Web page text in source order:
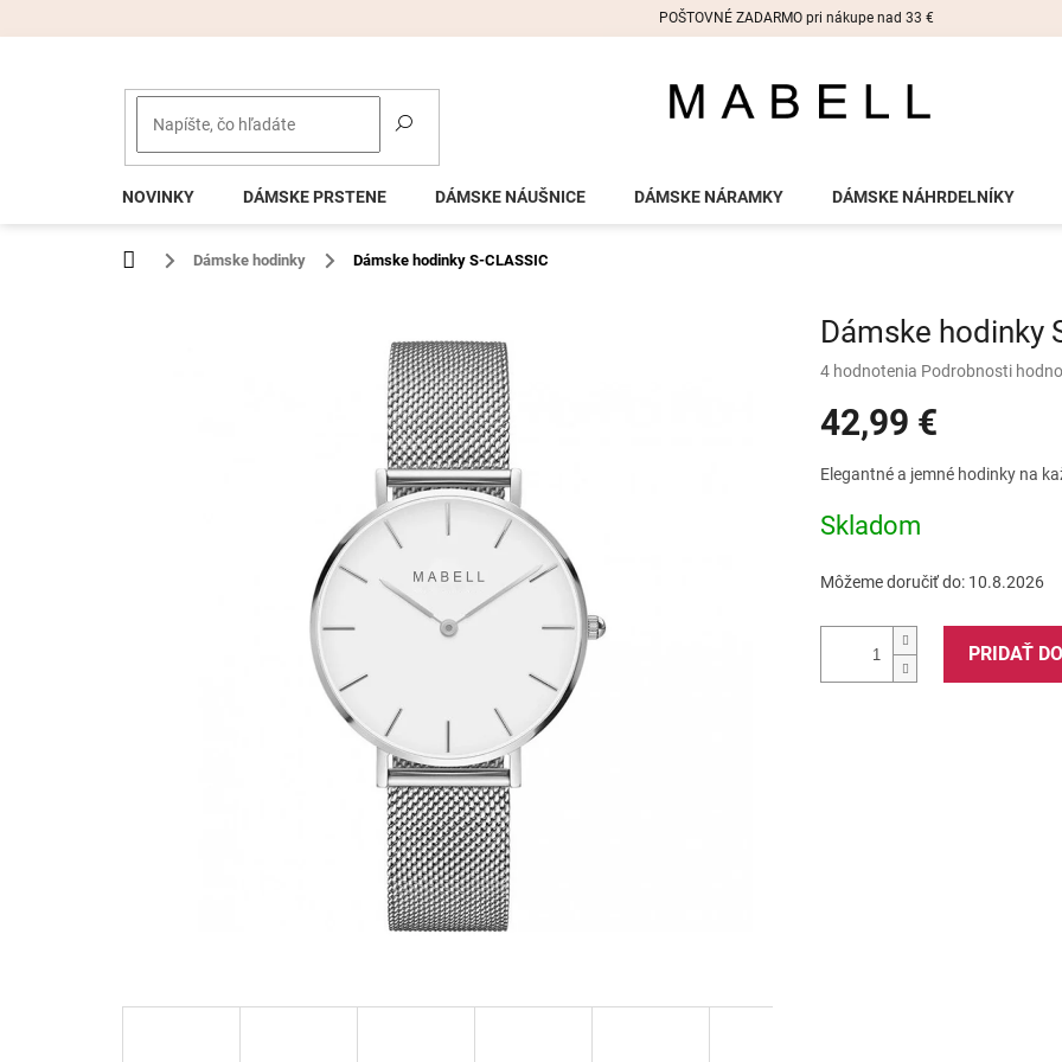
POŠTOVNÉ ZADARMO pri nákupe nad 33 €
NOVINKY DÁMSKE PRSTENE DÁMSKE NÁUŠNICE DÁMSKE NÁRAMKY DÁMSKE NÁHRDELNÍKY
Domov Dámske hodinky Dámske hodinky S-CLASSIC
Dámske hodinky
Priemerné
produktu
je
z
hviezdičiek.
4 hodnotenia Podrobnosti
42,99 €
cena:
Elegantné a jemné hodinky na
Skladom
Môžeme doručiť do: 10.8.2026
PRIDAŤ